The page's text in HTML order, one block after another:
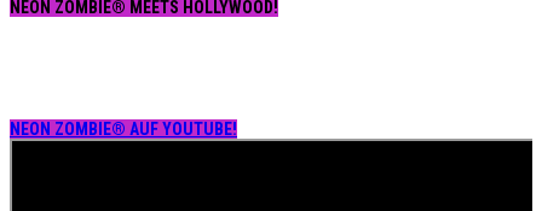
NEON ZOMBIE® MEETS HOLLYWOOD!
NEON ZOMBIE® AUF YOUTUBE!